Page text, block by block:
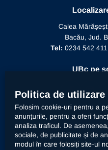
Editura Alma Mater
Relații internaționale
Informații de interes
Recunoaștere funcție
Recunoaștere
Calea
Bacău, Jud.
Tel: 0234 542
UBc pe
Politica de utilizare
Folosim cookie-uri pentru a
anunțurile, pentru a oferi
analiza traficul. De
sociale, de publicitate și de
modul în care folosiți site-ul